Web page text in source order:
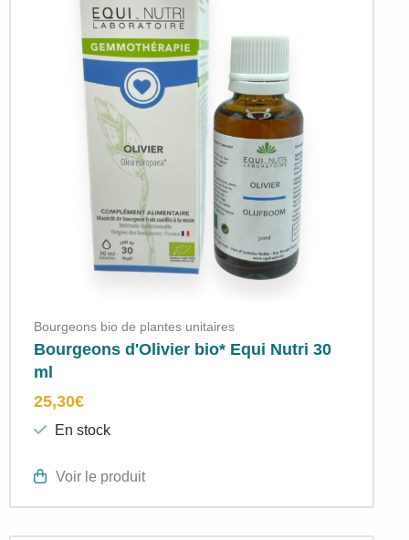
Bourgeons bio de plantes unitaires
Bourgeons d'Olivier bio* Equi Nutri 30
ml
25,30€
En stock
Voir le produit